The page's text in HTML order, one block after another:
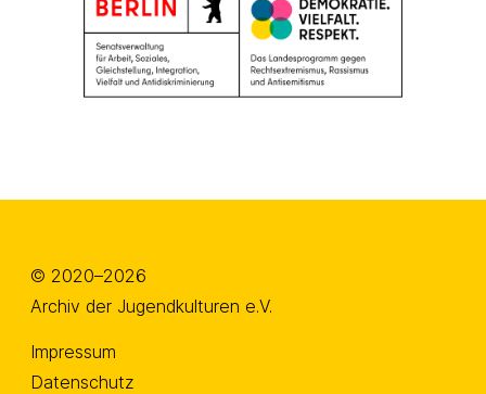
© 2020–2026
Archiv der Jugendkulturen e.V.
Impressum
Datenschutz